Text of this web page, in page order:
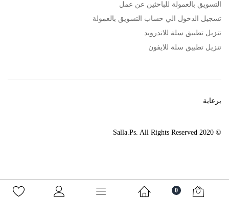
التسويق بالعمولة للباحثين عن عمل
تسجيل الدخول الي حساب التسويق بالعمولة
تنزيل تطبيق سلة للاندرويد
تنزيل تطبيق سلة للايفون
© 2020 Salla.Ps. All Rights Reserved
برعاية
0